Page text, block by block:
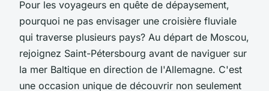
Pour les voyageurs en quête de dépaysement,
pourquoi ne pas envisager une croisière fluviale
qui traverse plusieurs pays? Au départ de Moscou,
rejoignez Saint-Pétersbourg avant de naviguer sur
la mer Baltique en direction de l'Allemagne. C'est
une occasion unique de découvrir non seulement